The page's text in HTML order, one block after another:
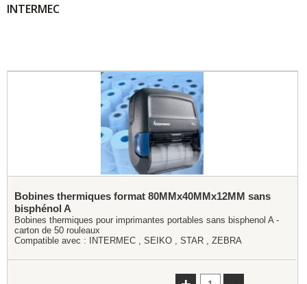
INTERMEC
Bobines thermiques format 80MMx40MMx12MM sans
bisphénol A
Bobines thermiques pour imprimantes portables sans bisphenol A -
carton de 50 rouleaux
Compatible avec :
INTERMEC SEIKO STAR ZEBRA